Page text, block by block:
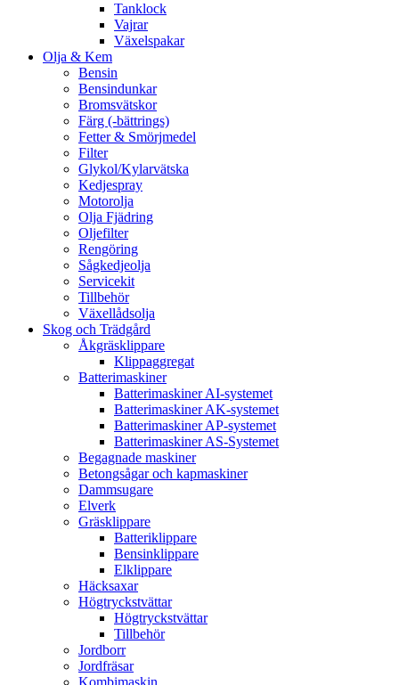
Tanklock
Vajrar
Växelspakar
Olja & Kem
Bensin
Bensindunkar
Bromsvätskor
Färg (-bättrings)
Fetter & Smörjmedel
Filter
Glykol/Kylarvätska
Kedjespray
Motorolja
Olja Fjädring
Oljefilter
Rengöring
Sågkedjeolja
Servicekit
Tillbehör
Växellådsolja
Skog och Trädgård
Åkgräsklippare
Klippaggregat
Batterimaskiner
Batterimaskiner AI-systemet
Batterimaskiner AK-systemet
Batterimaskiner AP-systemet
Batterimaskiner AS-Systemet
Begagnade maskiner
Betongsågar och kapmaskiner
Dammsugare
Elverk
Gräsklippare
Batteriklippare
Bensinklippare
Elklippare
Häcksaxar
Högtryckstvättar
Högtryckstvättar
Tillbehör
Jordborr
Jordfräsar